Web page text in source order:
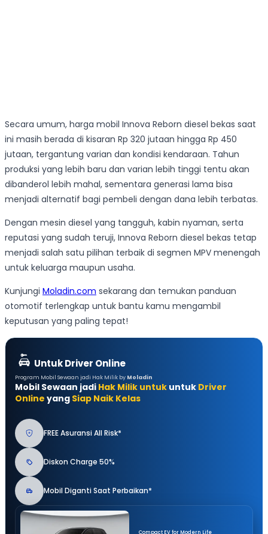
Secara umum, harga mobil Innova Reborn diesel bekas saat
ini masih berada di kisaran Rp 320 jutaan hingga Rp 450
jutaan, tergantung varian dan kondisi kendaraan. Tahun
produksi yang lebih baru dan varian lebih tinggi tentu akan
dibanderol lebih mahal, sementara generasi lama bisa
menjadi alternatif bagi pembeli dengan dana lebih terbatas.
Dengan mesin diesel yang tangguh, kabin nyaman, serta
reputasi yang sudah teruji, Innova Reborn diesel bekas tetap
menjadi salah satu pilihan terbaik di segmen MPV menengah
untuk keluarga maupun usaha.
Kunjungi Moladin.com sekarang dan temukan panduan
otomotif terlengkap untuk bantu kamu mengambil
keputusan yang paling tepat!
Untuk Driver Online
Program Mobil Sewaan jadi Hak Milik by Moladin
Mobil Sewaan jadi Hak Milik untuk untuk Driver
Online yang Siap Naik Kelas
FREE Asuransi All Risk*
Diskon Charge 50%
Mobil Diganti Saat Perbaikan*
Compact EV for Modern Life